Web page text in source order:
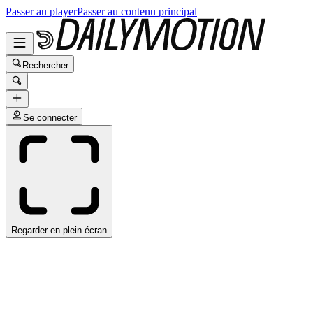
Passer au playerPasser au contenu principal
Rechercher
Se connecter
Regarder en plein écran